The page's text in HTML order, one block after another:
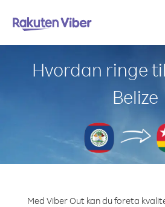
Hvordan ringe
Belize
Med Viber Out kan du foreta